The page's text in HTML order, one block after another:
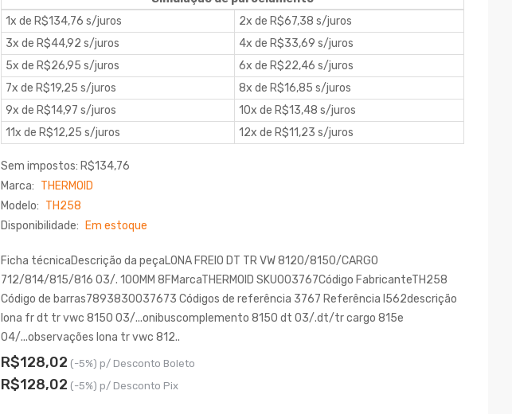
1x de R$134,76 s/juros
2x de R$67,38 s/juros
3x de R$44,92 s/juros
4x de R$33,69 s/juros
5x de R$26,95 s/juros
6x de R$22,46 s/juros
7x de R$19,25 s/juros
8x de R$16,85 s/juros
9x de R$14,97 s/juros
10x de R$13,48 s/juros
11x de R$12,25 s/juros
12x de R$11,23 s/juros
Sem impostos: R$134,76
Marca: THERMOID
Modelo: TH258
Disponibilidade:
Em estoque
Ficha técnicaDescrição da peçaLONA FREIO DT TR VW 8120/8150/CARGO
712/814/815/816 03/. 100MM 8FMarcaTHERMOID SKU003767Código FabricanteTH258
Código de barras7893830037673 Códigos de referência 3767 Referência l562descrição
lona fr dt tr vwc 8150 03/...onibuscomplemento 8150 dt 03/.dt/tr cargo 815e
04/...observações lona tr vwc 812..
R$128,02 (-5%) p/ Desconto Boleto
R$128,02 (-5%) p/ Desconto Pix